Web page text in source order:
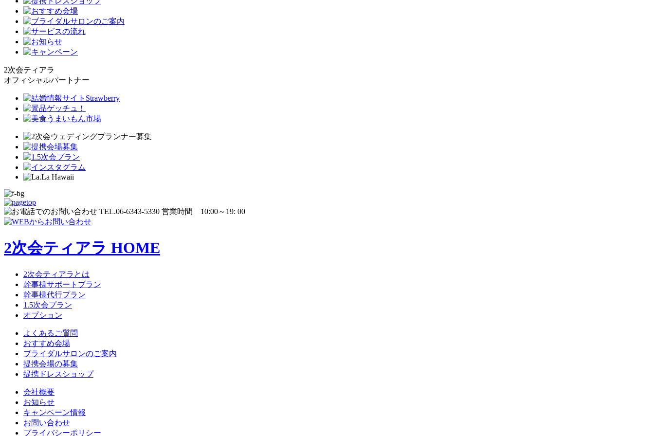
2次会ティアラ
オフィシャルパートナー
2次会ティアラ HOME
2次会ティアラとは
幹事様サポートプラン
幹事様代行プラン
1.5次会プラン
オプション
よくあるご質問
おすすめ会場
ブライダルサロンのご案内
提携会場の募集
提携ドレスショップ
会社概要
お知らせ
キャンペーン情報
お問い合わせ
プライバシーポリシー